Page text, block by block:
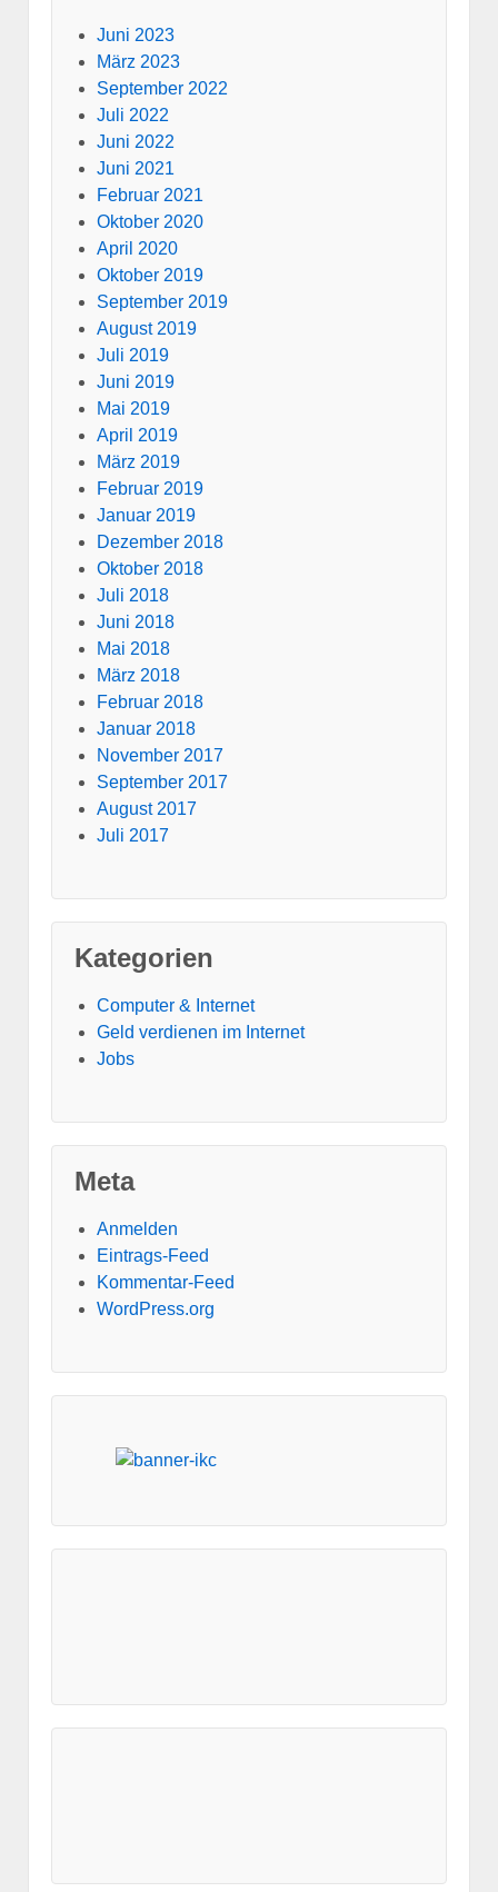
Juni 2023
März 2023
September 2022
Juli 2022
Juni 2022
Juni 2021
Februar 2021
Oktober 2020
April 2020
Oktober 2019
September 2019
August 2019
Juli 2019
Juni 2019
Mai 2019
April 2019
März 2019
Februar 2019
Januar 2019
Dezember 2018
Oktober 2018
Juli 2018
Juni 2018
Mai 2018
März 2018
Februar 2018
Januar 2018
November 2017
September 2017
August 2017
Juli 2017
Kategorien
Computer & Internet
Geld verdienen im Internet
Jobs
Meta
Anmelden
Eintrags-Feed
Kommentar-Feed
WordPress.org